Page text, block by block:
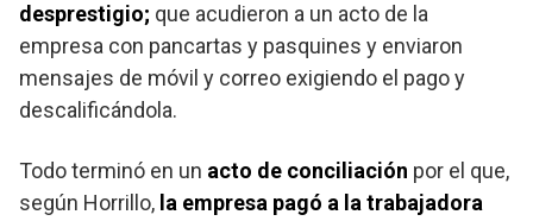
desprestigio; que acudieron a un acto de la
empresa con pancartas y pasquines y enviaron
mensajes de móvil y correo exigiendo el pago y
descalificándola.
Todo terminó en un acto de conciliación por el que,
según Horrillo, la empresa pagó a la trabajadora